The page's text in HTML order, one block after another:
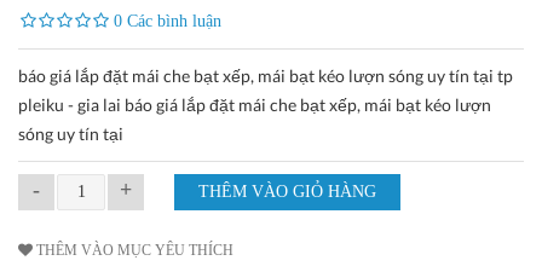
0 Các bình luận
báo giá lắp đặt mái che bạt xếp, mái bạt kéo lượn sóng uy tín tại tp
pleiku - gia lai báo giá lắp đặt mái che bạt xếp, mái bạt kéo lượn
sóng uy tín tại
- +
THÊM VÀO MỤC YÊU THÍCH